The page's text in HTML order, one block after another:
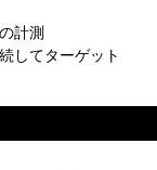
計測
てターゲット